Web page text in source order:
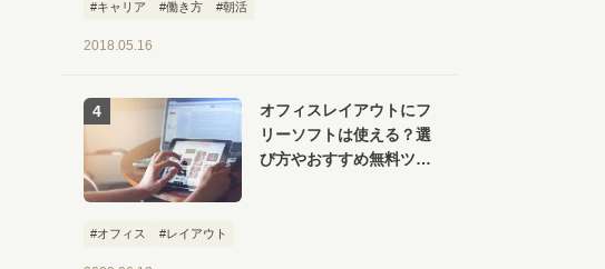
#キャリア #働き方 #朝活
2018.05.16
オフィスレイアウトにフ
リーソフトは使える？選
び方やおすすめ無料ツー
#オフィス #レイアウト